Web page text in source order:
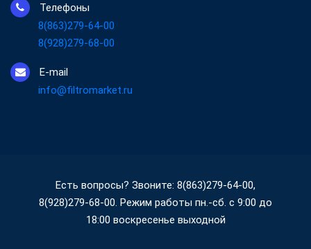
Телефоны
8(863)279-64-00
8(928)279-68-00
E-mail
info@filtromarket.ru
Есть вопросы? Звоните: 8(863)279-64-00,
8(928)279-68-00. Режим работы пн.-сб. с 9:00 до
18:00 воскресенье выходной